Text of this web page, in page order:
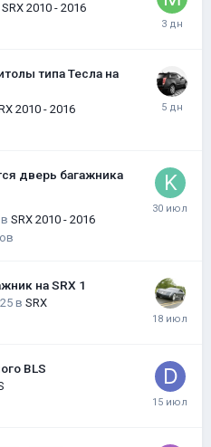
SRX 2010 - 2016
типа Тесла на
2010 - 2016
дверь багажника
в SRX 2010 - 2016
на SRX 1
в SRX
BLS